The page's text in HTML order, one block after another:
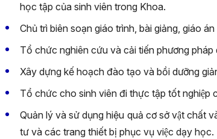
học tập của sinh viên trong Khoa.
Chủ trì biên soạn giáo trình, bài giảng, giáo
Tổ chức nghiên cứu và cải tiến phương
Xây dựng kế hoạch đào tạo và bồi dưỡng
Tổ chức cho sinh viên đi thực tập tốt nghiệp
Quản lý và sử dụng hiệu quả cơ sở vật chất
tư và các trang thiết bị phục vụ việc dạy học.